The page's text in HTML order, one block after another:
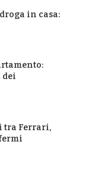
in casa:
dei
tra Ferrari,